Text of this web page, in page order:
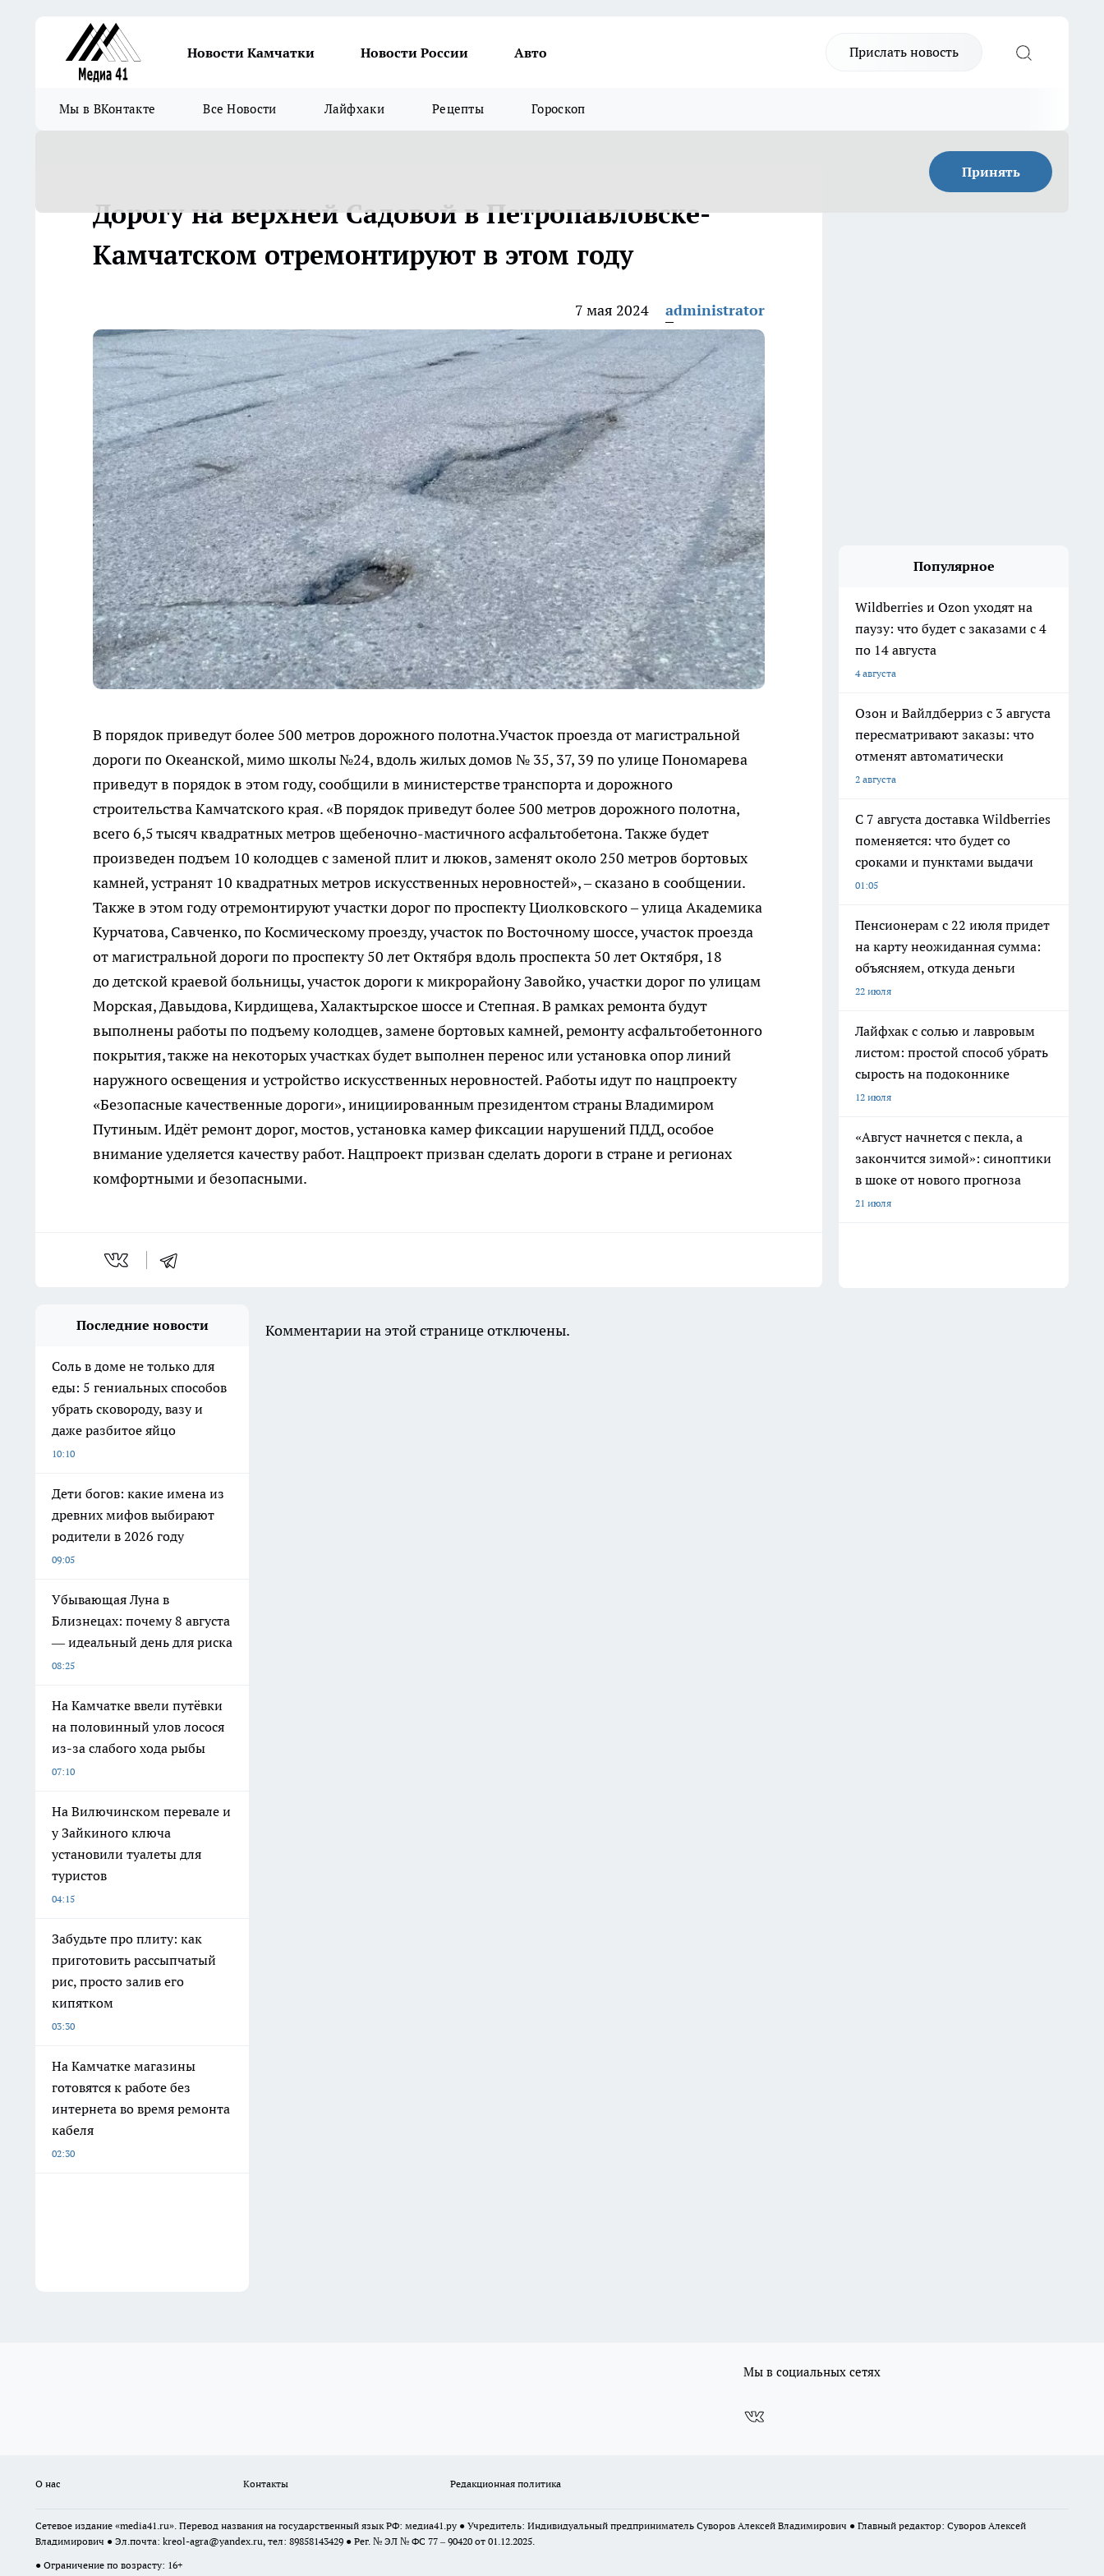
Новости Камчатки Новости России Авто Прислать новость
Мы в ВКонтакте Все Новости Лайфхаки Рецепты Гороскоп
Принять
Дорогу на верхней Садовой в Петропавловске-
Камчатском отремонтируют в этом году
7 мая 2024 administrator
В порядок приведут более 500 метров дорожного полотна. ​Участок проезда от магистральной
дороги по Океанской, мимо школы №24, вдоль жилых домов № 35, 37, 39 по улице Пономарева
приведут в порядок в этом году, сообщили в министерстве транспорта и дорожного
строительства Камчатского края. «В порядок приведут более 500 метров дорожного полотна,
всего 6,5 тысяч квадратных метров щебеночно-мастичного асфальтобетона. Также будет
произведен подъем 10 колодцев с заменой плит и люков, заменят около 250 метров бортовых
камней, устранят 10 квадратных метров искусственных неровностей», – сказано в сообщении.
Также в этом году отремонтируют участки дорог по проспекту Циолковского – улица Академика
Курчатова, Савченко, по Космическому проезду, участок по Восточному шоссе, участок проезда
от магистральной дороги по проспекту 50 лет Октября вдоль проспекта 50 лет Октября, 18
до детской краевой больницы, участок дороги к микрорайону Завойко, участки дорог по улицам
Морская, Давыдова, Кирдищева, Халактырское шоссе и Степная. В рамках ремонта будут
выполнены работы по подъему колодцев, замене бортовых камней, ремонту асфальтобетонного
покрытия, также на некоторых участках будет выполнен перенос или установка опор линий
наружного освещения и устройство искусственных неровностей. Работы идут по нацпроекту
«Безопасные качественные дороги», инициированным президентом страны Владимиром
Путиным. Идёт ремонт дорог, мостов, установка камер фиксации нарушений ПДД, особое
внимание уделяется качеству работ. Нацпроект призван сделать дороги в стране и регионах
комфортными и безопасными.
Популярное
Wildberries и Ozon уходят на
паузу: что будет с заказами с 4
по 14 августа
4 августа
Озон и Вайлдберриз с 3 августа
пересматривают заказы: что
отменят автоматически
2 августа
С 7 августа доставка Wildberries
поменяется: что будет со
сроками и пунктами выдачи
01:05
Пенсионерам с 22 июля придет
на карту неожиданная сумма:
объясняем, откуда деньги
22 июля
Лайфхак с солью и лавровым
листом: простой способ убрать
сырость на подоконнике
12 июля
«Август начнется с пекла, а
закончится зимой»: синоптики
в шоке от нового прогноза
21 июля
Последние новости
Соль в доме не только для
еды: 5 гениальных способов
убрать сковороду, вазу и
даже разбитое яйцо
10:10
Дети богов: какие имена из
древних мифов выбирают
родители в 2026 году
09:05
Убывающая Луна в
Близнецах: почему 8 августа
— идеальный день для риска
08:25
На Камчатке ввели путёвки
на половинный улов лосося
из-за слабого хода рыбы
07:10
На Вилючинском перевале и
у Зайкиного ключа
установили туалеты для
туристов
04:15
Забудьте про плиту: как
приготовить рассыпчатый
рис, просто залив его
кипятком
03:30
На Камчатке магазины
готовятся к работе без
интернета во время ремонта
кабеля
02:30
Комментарии на этой странице отключены.
Мы в социальных сетях
О нас Контакты Редакционная политика
Сетевое издание «media41.ru». Перевод названия на государственный язык РФ: медиа41.ру ● Учредитель: Индивидуальный предприниматель Суворов Алексей Владимирович ● Главный редактор: Суворов Алексей
Владимирович ● Эл.почта: kreol-agra@yandex.ru, тел: 89858143429 ● Рег. № ЭЛ № ФС 77 – 90420 от 01.12.2025.
● Ограничение по возрасту: 16+